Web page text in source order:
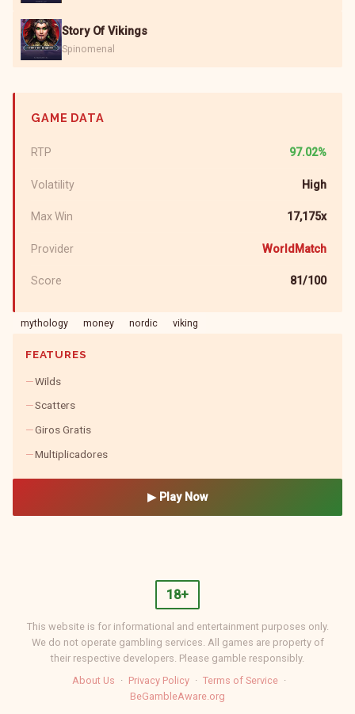
Story Of Vikings
Spinomenal
GAME DATA
RTP 97.02%
Volatility High
Max Win 17,175x
Provider WorldMatch
Score 81/100
mythology money nordic viking
FEATURES
Wilds
Scatters
Giros Gratis
Multiplicadores
▶ Play Now
18+
This website is for informational and entertainment purposes only.
We do not operate gambling services. All games are property of
their respective developers. Please gamble responsibly.
About Us · Privacy Policy · Terms of Service ·
BeGambleAware.org